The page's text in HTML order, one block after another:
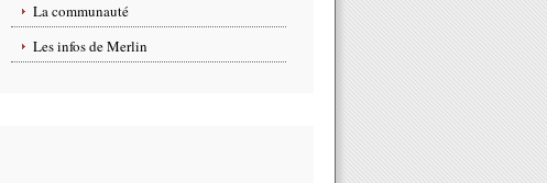
La communauté
Les infos de Merlin